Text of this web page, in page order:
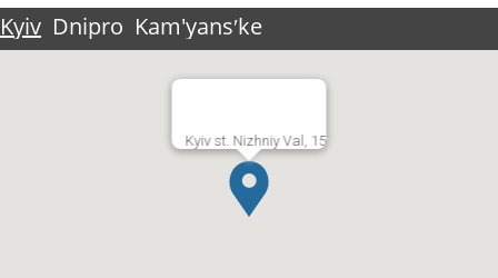
Kyiv Dnipro Kam'yansʹke
Kyiv st. Nizhniy Val, 15